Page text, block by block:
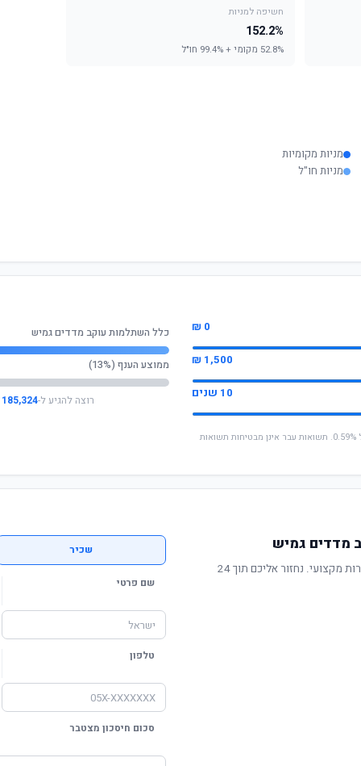
חשיפה למניות
152.2%
52.8% מקומי + 99.4% חו"ל
מניות מקומיות
מניות חו"ל
0 ₪
1,500 ₪
10 שנים
* החישוב מבוסס על תשואה שנתית ממוצעת של 0.59%. תשואות עבר אינן מבטיחות תשואות
כלל השתלמות עוקב מדדים גמיש
ממוצע הענף (13%)
רוצה להגיע ל-185,324 ₪
מדדים גמיש
תשואה מוכחת, דמי ניהול תחרותיים ושירות מקצועי. נחזור אליכם תוך 24
שכיר
שם פרטי
טלפון
סכום חיסכון מצטבר